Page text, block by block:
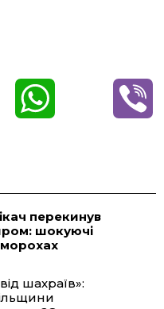
t
перекинув
шокуючі
шахраїв»: